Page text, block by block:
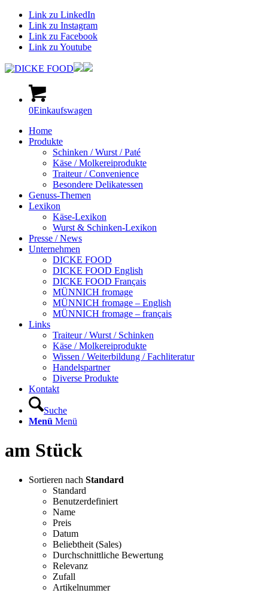
Link zu LinkedIn
Link zu Instagram
Link zu Facebook
Link zu Youtube
0Einkaufswagen
Home
Produkte
Schinken / Wurst / Paté
Käse / Molkereiprodukte
Traiteur / Convenience
Besondere Delikatessen
Genuss-Themen
Lexikon
Käse-Lexikon
Wurst & Schinken-Lexikon
Presse / News
Unternehmen
DICKE FOOD
DICKE FOOD English
DICKE FOOD Français
MÜNNICH fromage
MÜNNICH fromage – English
MÜNNICH fromage – français
Links
Traiteur / Wurst / Schinken
Käse / Molkereiprodukte
Wissen / Weiterbildung / Fachliteratur
Handelspartner
Diverse Produkte
Kontakt
Suche
Menü Menü
am Stück
Sortieren nach Standard
Standard
Benutzerdefiniert
Name
Preis
Datum
Beliebtheit (Sales)
Durchschnittliche Bewertung
Relevanz
Zufall
Artikelnummer